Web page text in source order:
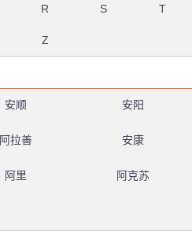
R S T
Z
安顺 安阳
阿拉善 安康
阿里 阿克苏